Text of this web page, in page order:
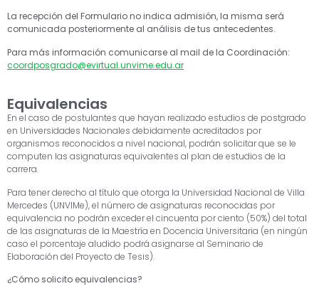
La recepción del Formulario no indica admisión, la misma será
comunicada posteriormente al análisis de tus antecedentes.
Para más información comunicarse al mail de la Coordinación:
coordposgrado@evirtual.unvime.edu.ar
Equivalencias
En el caso de postulantes que hayan realizado estudios de postgrado
en Universidades Nacionales debidamente acreditados por
organismos reconocidos a nivel nacional, podrán solicitar que se le
computen las asignaturas equivalentes al plan de estudios de la
carrera.
Para tener derecho al título que otorga la Universidad Nacional de Villa
Mercedes (UNVIMe), el número de asignaturas reconocidas por
equivalencia no podrán exceder el cincuenta por ciento (50%) del total
de las asignaturas de la Maestría en Docencia Universitaria (en ningún
caso el porcentaje aludido podrá asignarse al Seminario de
Elaboración del Proyecto de Tesis).
¿Cómo solicito equivalencias?